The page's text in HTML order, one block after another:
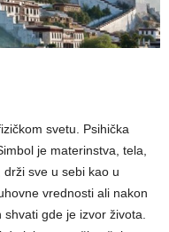
svetu. Psihička
je materinstva, tela,
sve u sebi kao u
vrednosti ali nakon
gde je izvor života.